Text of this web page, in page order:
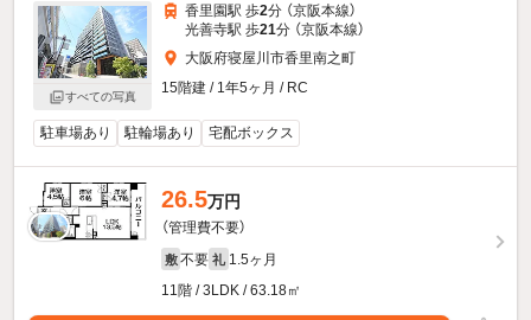
すべての写真
香里園駅 歩2分 （京阪本線）
光善寺駅 歩21分 （京阪本線）
大阪府寝屋川市香里南之町
15階建 / 1年5ヶ月 / RC
駐車場あり 駐輪場あり 宅配ボックス
26.5万円
（管理費不要）
敷 不要 礼 1.5ヶ月
11階 / 3LDK / 63.18㎡